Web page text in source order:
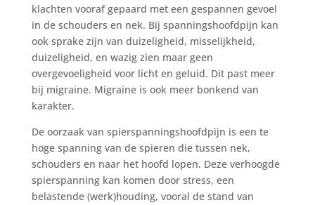
klachten vooraf gepaard met een gespannen gevoel
in de schouders en nek. Bij spanningshoofdpijn kan
ook sprake zijn van duizeligheid, misselijkheid,
duizeligheid, en wazig zien maar geen
overgevoeligheid voor licht en geluid. Dit past meer
bij migraine. Migraine is ook meer bonkend van
karakter.
De oorzaak van spierspanningshoofdpijn is een te
hoge spanning van de spieren die tussen nek,
schouders en naar het hoofd lopen. Deze verhoogde
spierspanning kan komen door stress, een
belastende (werk)houding, vooral de stand van